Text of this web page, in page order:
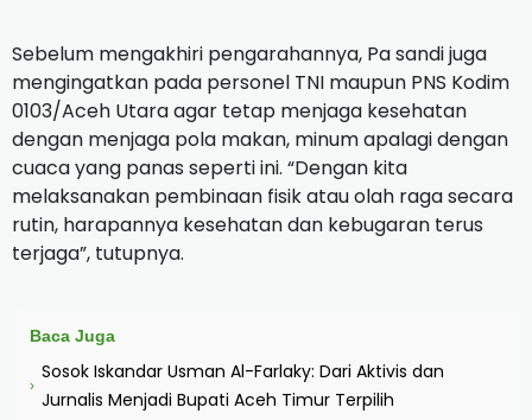
Sebelum mengakhiri pengarahannya, Pa sandi juga
mengingatkan pada personel TNI maupun PNS Kodim
0103/Aceh Utara agar tetap menjaga kesehatan
dengan menjaga pola makan, minum apalagi dengan
cuaca yang panas seperti ini. “Dengan kita
melaksanakan pembinaan fisik atau olah raga secara
rutin, harapannya kesehatan dan kebugaran terus
terjaga”, tutupnya.
Baca Juga
›
Sosok Iskandar Usman Al-Farlaky: Dari Aktivis dan
Jurnalis Menjadi Bupati Aceh Timur Terpilih